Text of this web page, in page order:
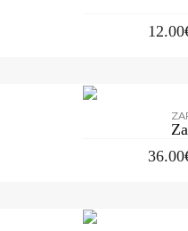
12.00
36.00